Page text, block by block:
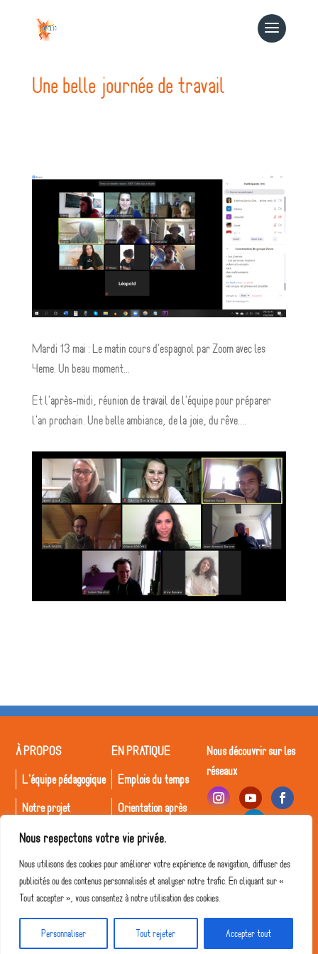
Nous respectons votre vie privée.
Nous utilisons des cookies pour améliorer votre expérience de navigation, diffuser des
publicités ou des contenus personnalisés et analyser notre trafic. En cliquant sur «
Tout accepter », vous consentez à notre utilisation des cookies.
Personnaliser Tout rejeter Accepter tout
Une belle journée de travail
Mardi 13 mai : Le matin cours d'espagnol par Zoom avec les
4eme. Un beau moment...
Et l'après-midi, réunion de travail de l'équipe pour préparer
l'an prochain. Une belle ambiance, de la joie, du rêve....
À PROPOS
L'équipe pédagogique
Notre projet
Le Collège
EN PRATIQUE
Emplois du temps
Orientation après
Inscriptions
Nous découvrir sur les
réseaux
Recrutement
© Collège Déclic 2026 • Tous droits réservés
Mentions légales
- Site web édité par Alexis Collaudin Digital